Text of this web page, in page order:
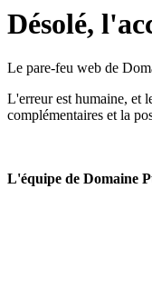
Désolé,
Le pare-feu web de
L'erreur est humaine, et
complémentaires et la
L'équipe de Domaine